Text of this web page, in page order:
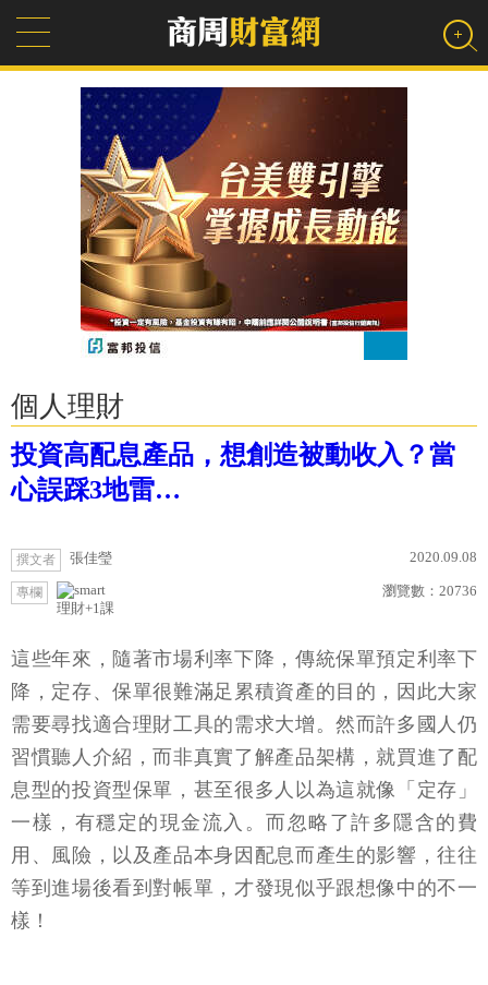
個人理財
投資高配息產品，想創造被動收入？當
心誤踩3地雷…
撰文者 張佳瑩 2020.09.08
專欄
理財+1課
瀏覽數： 20736
這些年來，隨著市場利率下降，傳統保單預定利率下
降，定存、保單很難滿足累積資產的目的，因此大家
需要尋找適合理財工具的需求大增。然而許多國人仍
習慣聽人介紹，而非真實了解產品架構，就買進了配
息型的投資型保單，甚至很多人以為這就像「定存」
一樣，有穩定的現金流入。而忽略了許多隱含的費
用、風險，以及產品本身因配息而產生的影響，往往
等到進場後看到對帳單，才發現似乎跟想像中的不一
樣！